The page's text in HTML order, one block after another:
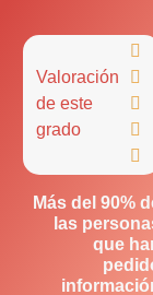
Valoración
de este
grado





Más del 90%
las
que